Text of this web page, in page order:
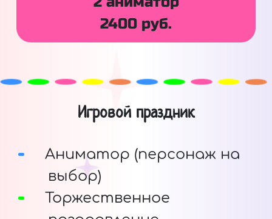
2400 руб.
Игровой праздник
Аниматор (персонаж на
выбор)
Торжественное